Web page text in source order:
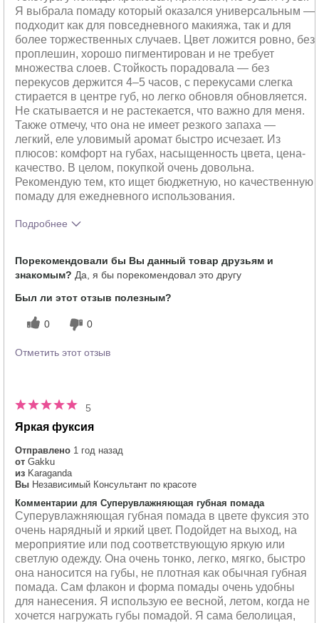
Я выбрала помаду который оказался универсальным —
подходит как для повседневного макияжа, так и для
более торжественных случаев. Цвет ложится ровно, без
проплешин, хорошо пигментирован и не требует
множества слоев. Стойкость порадовала — без
перекусов держится 4–5 часов, с перекусами слегка
стирается в центре губ, но легко обновля обновляется.
Не скатывается и не растекается, что важно для меня.
Также отмечу, что она не имеет резкого запаха —
легкий, еле уловимый аромат быстро исчезает. Из
плюсов: комфорт на губах, насыщенность цвета, цена-
качество. В целом, покупкой очень довольна.
Рекомендую тем, кто ищет бюджетную, но качественную
помаду для ежедневного использования.
Подробнее
продукта?
Как отличается опыт использования
этого продукта от декоративной
Порекомендовали бы Вы данный товар друзьям и
знакомым? Да, я бы порекомендовал это другу
Был ли этот отзыв полезным?
0 0
Отметить этот отзыв
5
Яркая фуксия
Отправлено 1 год назад
от Gakku
из Karaganda
Вы Независимый Консультант по красоте
Комментарии для Суперувлажняющая губная помада
Суперувлажняющая губная помада в цвете фуксия это
очень нарядный и яркий цвет. Подойдет на выход, на
мероприятие или под соответствующую яркую или
светлую одежду. Она очень тонко, легко, мягко, быстро
она наносится на губы, не плотная как обычная губная
помада. Сам флакон и форма помады очень удобны
для нанесения. Я использую ее весной, летом, когда не
хочется нагружать губы помадой. Я сама белолицая,